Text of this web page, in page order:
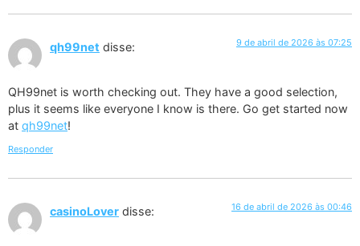
qh99net disse: 9 de abril de 2026 às 07:25
QH99net is worth checking out. They have a good selection,
plus it seems like everyone I know is there. Go get started now
at qh99net!
Responder
casinoLover disse: 16 de abril de 2026 às 00:46